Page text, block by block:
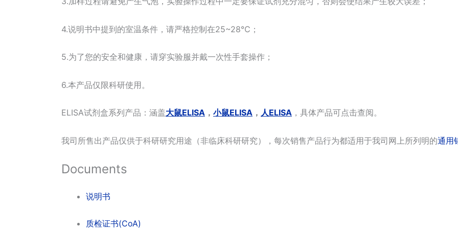
4.说明书中提到的室温条件，请严格控制在25~28℃；
5.为了您的安全和健康，请穿实验服并戴一次性手套操作；
6.本产品仅限科研使用。
ELISA试剂盒系列产品：涵盖大鼠ELISA ， 小鼠ELISA ， 人ELISA ，具体产品可点击查阅。
我司所售出产品仅供于科研研究用途（非临床科研研究），每次销售产品行为都适用于我司网上所列明的通用
Documents
说明书
质检证书(CoA)